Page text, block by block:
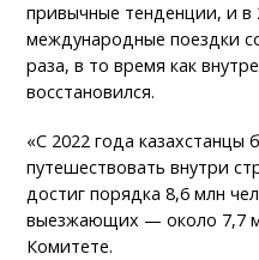
привычные тенденции, и в
международные поездки
раза, в то время как
восстановился.
«С 2022 года
путешествовать внутри
достиг порядка 8,6 млн
выезжающих — около 7,7
Комитете.